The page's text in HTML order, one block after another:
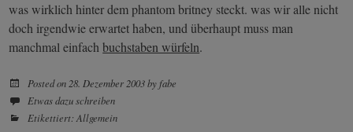
was wirklich hinter dem phantom britney steckt. was wir alle nicht
doch irgendwie erwartet haben, und überhaupt muss man
manchmal einfachbuchstaben würfeln.
Posted on 28. Dezember 2003by fabe
Etwas dazu schreiben
Etikettiert:Allgemein